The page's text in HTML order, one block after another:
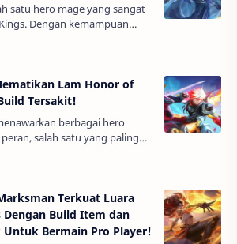
satu hero mage yang sangat
Dengan kemampuan
luar biasa, Heino mampu
musuhnya dengan cepat dan
Lam Honor of
Tersakit!
berbagai hero
salah satu yang paling
seorang assassin
menghancurkan lawan
Terkuat Luara
Build Item dan
Untuk Bermain Pro Player!